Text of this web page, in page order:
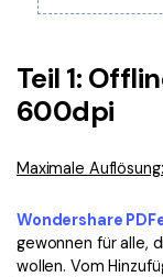
Finanzen
Regierung
Alle PDF-
Kostenlose
Bearbeiten,
PDF-Wissen
Download-
Laden Sie die
Teil 1:
600dpi
Maximale
Wondershare
gewonnen für alle,
wollen. Vom